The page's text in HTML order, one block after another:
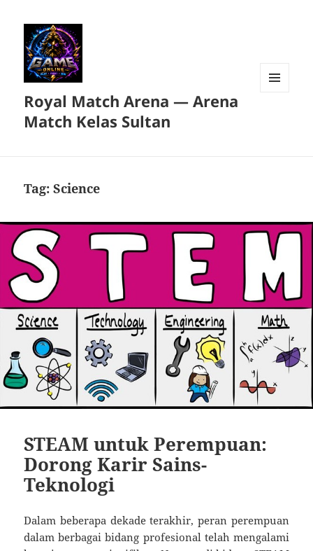
Royal Match Arena — Arena
Match Kelas Sultan
Tag:Science
STEAM untuk Perempuan:
Dorong Karir Sains-
Teknologi
Dalam beberapa dekade terakhir, peran perempuan
dalam berbagai bidang profesional telah mengalami